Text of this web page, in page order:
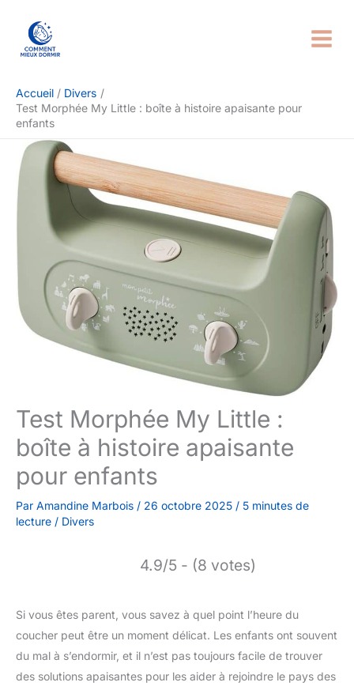
contenu
Accueil
Divers
Test Morphée My Little : boîte à histoire apaisante pour
enfants
Test Morphée My Little :
boîte à histoire apaisante
pour enfants
Par Amandine Marbois / 26 octobre 2025 / 5 minutes de
lecture / Divers
4.9/5 - (8 votes)
Si vous êtes parent, vous savez à quel point l’heure du
coucher peut être un moment délicat. Les enfants ont souvent
du mal à s’endormir, et il n’est pas toujours facile de trouver
des solutions apaisantes pour les aider à rejoindre le pays des